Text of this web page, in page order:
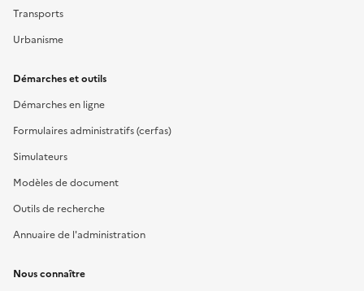
Transports
Urbanisme
Démarches et outils
Démarches en ligne
Formulaires administratifs (cerfas)
Simulateurs
Modèles de document
Outils de recherche
Annuaire de l'administration
Nous connaître